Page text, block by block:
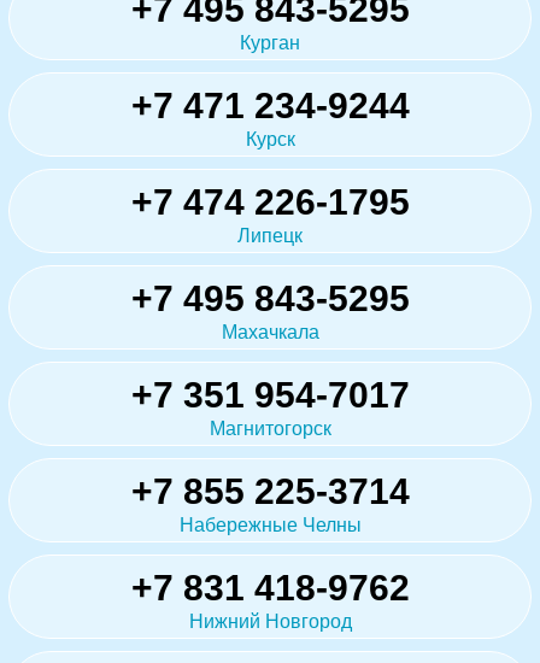
+7 495 843-5295
Курган
+7 471 234-9244
Курск
+7 474 226-1795
Липецк
+7 495 843-5295
Махачкала
+7 351 954-7017
Магнитогорск
+7 855 225-3714
Набережные Челны
+7 831 418-9762
Нижний Новгород